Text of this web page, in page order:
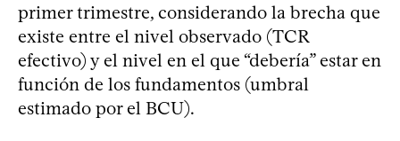
primer trimestre, considerando la brecha que
existe entre el nivel observado (TCR
efectivo) y el nivel en el que “debería” estar en
función de los fundamentos (umbral
estimado por el BCU).